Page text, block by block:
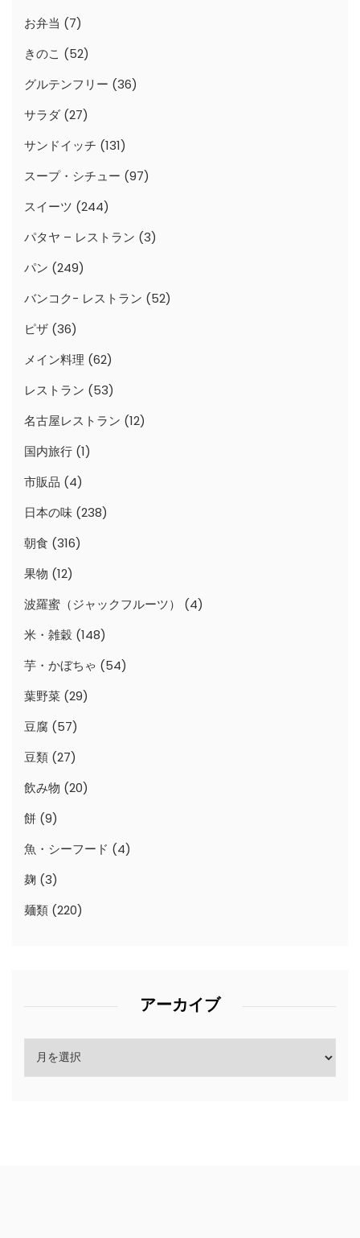
お弁当 (7)
きのこ (52)
グルテンフリー (36)
サラダ (27)
サンドイッチ (131)
スープ・シチュー (97)
スイーツ (244)
パタヤ – レストラン (3)
パン (249)
バンコク- レストラン (52)
ピザ (36)
メイン料理 (62)
レストラン (53)
名古屋レストラン (12)
国内旅行 (1)
市販品 (4)
日本の味 (238)
朝食 (316)
果物 (12)
波羅蜜（ジャックフルーツ）
(4)
米・雑穀 (148)
芋・かぼちゃ (54)
葉野菜 (29)
豆腐 (57)
豆類 (27)
飲み物 (20)
餅 (9)
魚・シーフード (4)
麹 (3)
麺類 (220)
アーカイブ